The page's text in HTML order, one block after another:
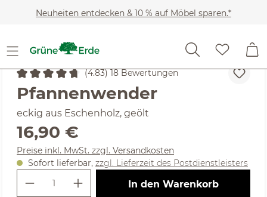
Zum Hauptinhalt springen
Neuheiten entdecken & 10 % auf Möbel sparen.*
Wohnaccessoires Küchenutensilien
Durchschnittliche Bewertung von 4.83 von 5 Sternen
(4.83) 18 Bewertungen
Pfannenwender
eckig aus Eschenholz, geölt
Regulärer Preis:
16,90 €
Preise inkl. MwSt. zzgl. Versandkosten
Sofort lieferbar, zzgl. Lieferzeit des Postdienstleisters
Produkt Anzahl: Gib den
In den Warenkorb